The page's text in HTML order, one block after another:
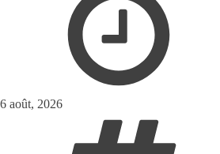
6 août, 2026